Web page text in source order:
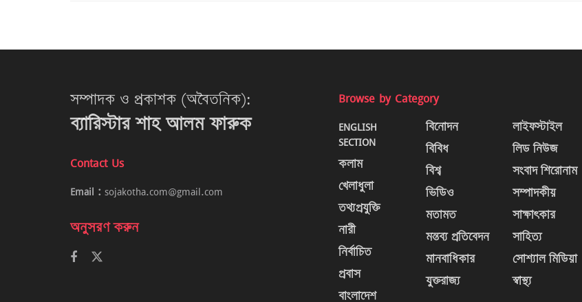
সম্পাদক ও প্রকাশক (অবৈতনিক):
ব্যারিস্টার শাহ আলম ফারুক
Contact Us
Email : sojakotha.com@gmail.com
অনুসরণ করুন
Browse by Category
ENGLISH
SECTION
কলাম
খেলাধুলা
তথ্যপ্রযুক্তি
নারী
নির্বাচিত
প্রবাস
বাংলাদেশ
বিনোদন
বিবিধ
বিশ্ব
ভিডিও
মতামত
মন্তব্য প্রতিবেদন
মানবাধিকার
যুক্তরাজ্য
লাইফস্টাইল
লিড নিউজ
সংবাদ শিরোনাম
সম্পাদকীয়
সাক্ষাৎকার
সাহিত্য
সোশ্যাল মিডিয়া
স্বাস্থ্য